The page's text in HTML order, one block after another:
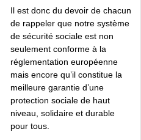
Il est donc du devoir de chacun
de rappeler que notre système
de sécurité sociale est non
seulement conforme à la
réglementation européenne
mais encore qu’il constitue la
meilleure garantie d’une
protection sociale de haut
niveau, solidaire et durable
pour tous.